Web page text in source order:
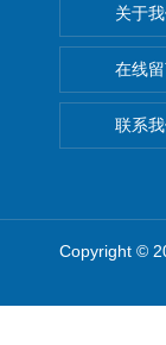
关于
在线
联系
Copyright ©